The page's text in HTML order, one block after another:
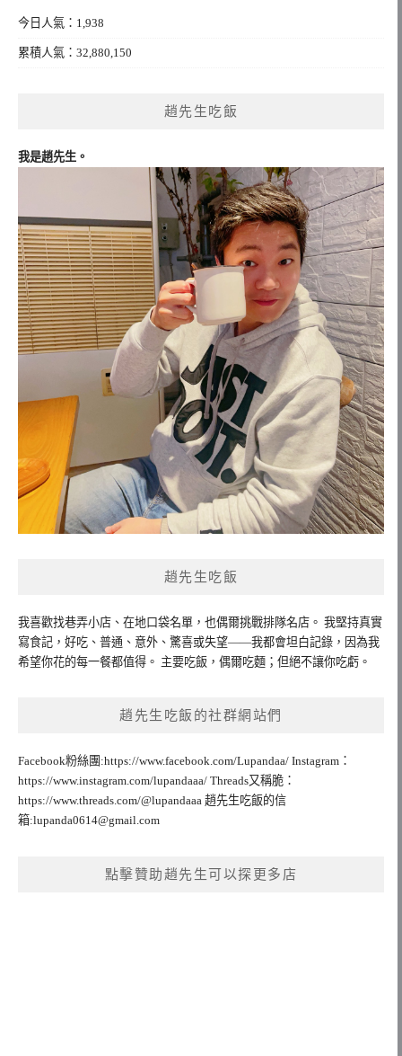
今日人氣：1,938
累積人氣：32,880,150
趙先生吃飯
我是趙先生。
趙先生吃飯
我喜歡找巷弄小店、在地口袋名單，也偶爾挑戰排隊名店。 我堅持真實
寫食記，好吃、普通、意外、驚喜或失望——我都會坦白記錄，因為我
希望你花的每一餐都值得。 主要吃飯，偶爾吃麵；但絕不讓你吃虧。
趙先生吃飯的社群網站們
Facebook粉絲團:https://www.facebook.com/Lupandaa/ Instagram：
https://www.instagram.com/lupandaaa/ Threads又稱脆：
https://www.threads.com/@lupandaaa 趙先生吃飯的信
箱:lupanda0614@gmail.com
點擊贊助趙先生可以探更多店